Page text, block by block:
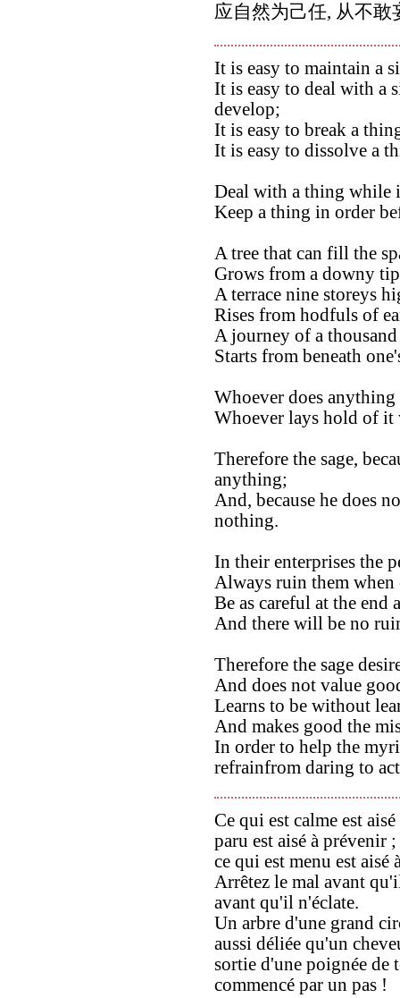
应自然为己任, 从不敢
It is easy to maintain a
It is easy to deal with a
develop;
It is easy to break a
It is easy to dissolve a
Deal with a thing while
Keep a thing in order
A tree that can fill the
Grows from a downy
A terrace nine storeys
Rises from hodfuls of
A journey of a
Starts from beneath
Whoever does
Whoever lays hold of
Therefore the sage,
anything;
And, because he does
nothing.
In their enterprises the
Always ruin them when
Be as careful at the end
And there will be no
Therefore the sage
And does not value
Learns to be without
And makes good the
In order to help the
refrainfrom daring to
Ce qui est calme est
paru est aisé à prévenir
ce qui est menu est aisé
Arrêtez le mal avant
avant qu'il n'éclate.
Un arbre d'une grand
aussi déliée qu'un
sortie d'une poignée de
commencé par un pas !